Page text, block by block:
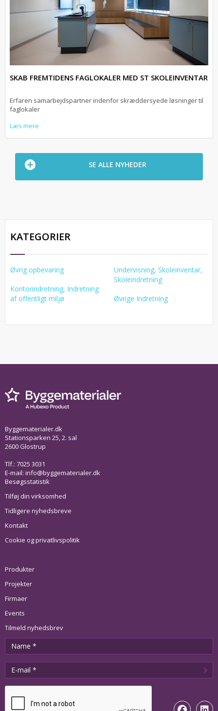
SKAB FREMTIDENS FAGLOKALER MED ST SKOLEINVENTAR
Erfaren samarbejdspartner indenfor skræddersyede løsninger til
faglokaler
Læs mere
SE ALLE NYHEDER
KATEGORIER
Øvrig opbevaring
Kontorindretning, Indretning
af offentligt miljø
Undervisning, Skoleinventar,
Skoleindretning
Øvrige Indretning
Byggematerialer.dk
Stationsparken 25, 2. sal
2600 Glostrup
Tlf.: 7025 3031
E-mail: info@byggematerialer.dk
Besøgsstatistik
Tilføj din virksomhed
Tidligere nyhedsbreve
Kontakt
Cookie og privatlivspolitik
Produkter
Projekter
Firmaer
Events
Tilmeld nyhedsbrev